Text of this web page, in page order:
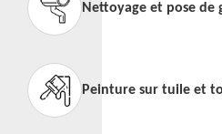
Nettoyage et pose de
Peinture sur tuile et